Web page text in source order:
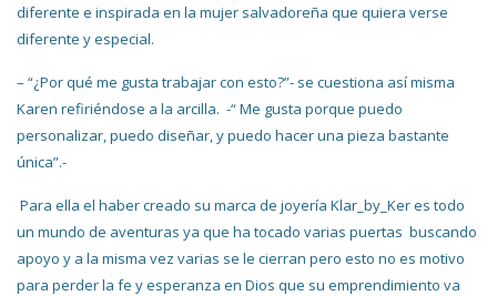
diferente e inspirada en la mujer salvadoreña que quiera verse
diferente y especial.
– “¿Por qué me gusta trabajar con esto?”- se cuestiona así misma
Karen refiriéndose a la arcilla. -“ Me gusta porque puedo
personalizar, puedo diseñar, y puedo hacer una pieza bastante
única”.-
Para ella el haber creado su marca de joyería Klar_by_Ker es todo
un mundo de aventuras ya que ha tocado varias puertas buscando
apoyo y a la misma vez varias se le cierran pero esto no es motivo
para perder la fe y esperanza en Dios que su emprendimiento va